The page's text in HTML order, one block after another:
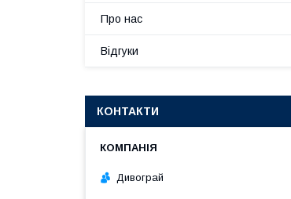
Про нас
Відгуки
КОНТАКТИ
Дивограй